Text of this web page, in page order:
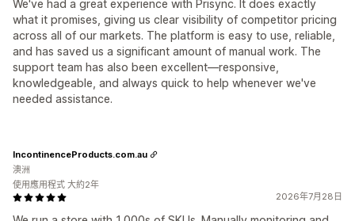
We've had a great experience with Prisync. It does exactly
what it promises, giving us clear visibility of competitor pricing
across all of our markets. The platform is easy to use, reliable,
and has saved us a significant amount of manual work. The
support team has also been excellent—responsive,
knowledgeable, and always quick to help whenever we've
needed assistance.
2026年7月28日
IncontinenceProducts.com.au
澳洲
使用應用程式 大約2年